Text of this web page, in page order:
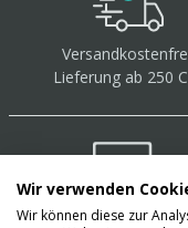
Lieferung ab 250
Über 40.000 Artikel
Wir verwenden
Wir können diese zur